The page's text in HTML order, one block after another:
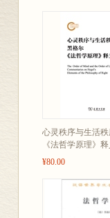
心灵秩序与生活
《法哲学原理》释
¥80.00